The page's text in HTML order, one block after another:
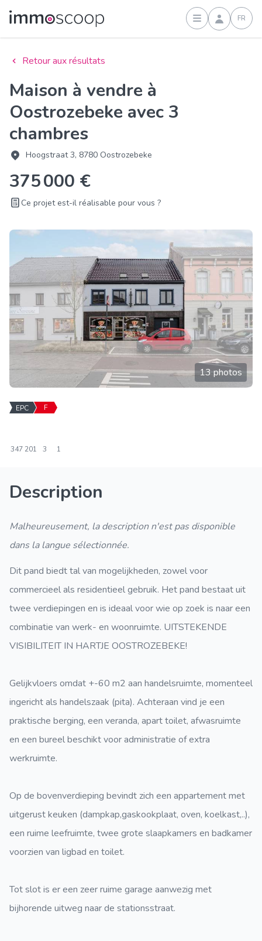
Connexion
FR
Retour aux résultats
Maison à vendre à
Oostrozebeke avec 3
chambres
Hoogstraat 3, 8780 Oostrozebeke
375 000 €
Ce projet est-il réalisable pour vous ?
13 photos
EPC F
347 201 3 1
Description
Malheureusement, la description n'est pas disponible
dans la langue sélectionnée.
Dit pand biedt tal van mogelijkheden, zowel voor
commercieel als residentieel gebruik. Het pand bestaat uit
twee verdiepingen en is ideaal voor wie op zoek is naar een
combinatie van werk- en woonruimte. UITSTEKENDE
VISIBILITEIT IN HARTJE OOSTROZEBEKE!
Gelijkvloers omdat +-60 m2 aan handelsruimte, momenteel
ingericht als handelszaak (pita). Achteraan vind je een
praktische berging, een veranda, apart toilet, afwasruimte
en een bureel beschikt voor administratie of extra
werkruimte.
Op de bovenverdieping bevindt zich een appartement met
uitgerust keuken (dampkap,gaskookplaat, oven, koelkast,..),
een ruime leefruimte, twee grote slaapkamers en badkamer
voorzien van ligbad en toilet.
Tot slot is er een zeer ruime garage aanwezig met
bijhorende uitweg naar de stationsstraat.